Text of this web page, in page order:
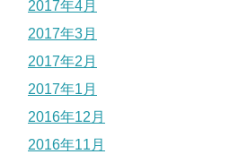
2017年4月
2017年3月
2017年2月
2017年1月
2016年12月
2016年11月